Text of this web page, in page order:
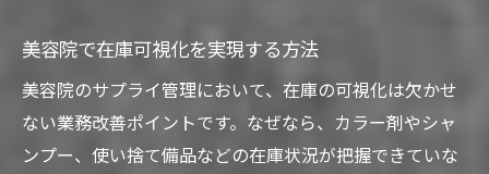
美容院で在庫可視化を実現する方法
美容院のサプライ管理において、在庫の可視化は欠かせ
ない業務改善ポイントです。なぜなら、カラー剤やシャ
ンプー、使い捨て備品などの在庫状況が把握できていな